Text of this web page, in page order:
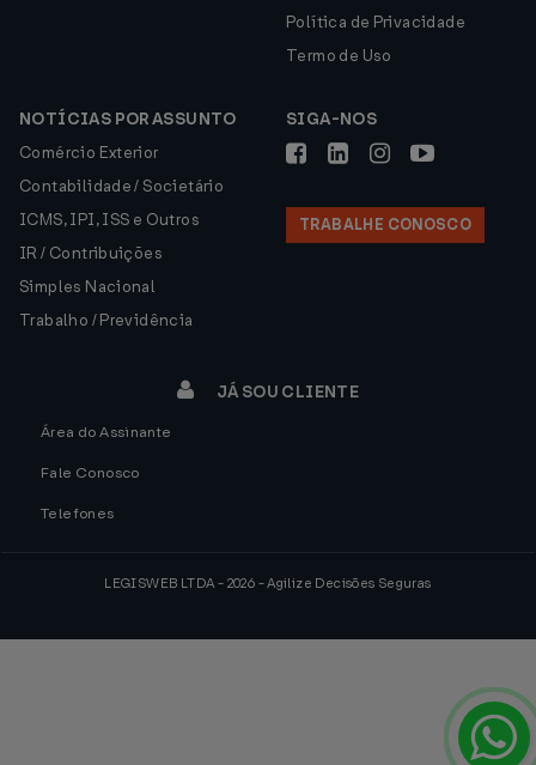
Política de Privacidade
Termo de Uso
NOTÍCIAS POR ASSUNTO
Comércio Exterior
Contabilidade / Societário
ICMS, IPI, ISS e Outros
IR / Contribuições
Simples Nacional
Trabalho / Previdência
SIGA-NOS
TRABALHE CONOSCO
JÁ SOU CLIENTE
Área do Assinante
Fale Conosco
Telefones
LEGISWEB LTDA - 2026 - Agilize Decisões Seguras